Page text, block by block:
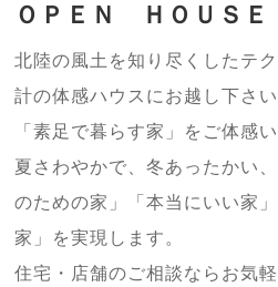
ＯＰＥＮ ＨＯＵ
北陸の風土を知り尽くしたテ
計の体感ハウスにお越し下さ
「素足で暮らす家」をご体感
夏さわやかで、冬あったかい
のための家」「本当にいい家
家」を実現します。
住宅・店舗のご相談ならお気軽